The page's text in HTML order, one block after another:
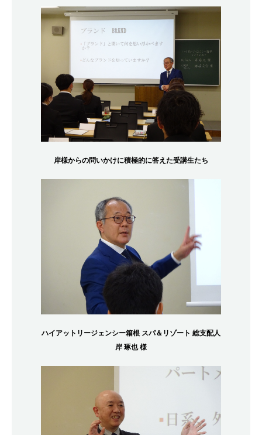
岸様からの問いかけに積極的に答えた受講生たち
ハイアットリージェンシー箱根 スパ＆リゾート 総支配人
岸 琢也 様